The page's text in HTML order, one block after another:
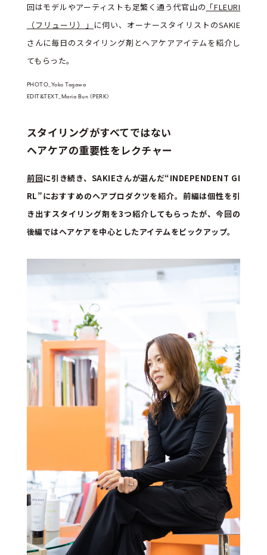
回はモデルやアーティストも足繁く通う代官山の 「FLEURI
（フリューリ）」 に伺い、オーナースタイリストのSAKIE
さんに毎日のスタイリング剤とヘアケアアイテムを紹介し
てもらった。
PHOTO_Yoko Tagawa
EDIT&TEXT_Maria Bun (PERK)
スタイリングがすべてではない
ヘアケアの重要性をレクチャー
前回に引き続き、SAKIEさんが選んだ“INDEPENDENT GI
RL”におすすめのヘアプロダクツを紹介。前編は個性を引
き出すスタイリング剤を3つ紹介してもらったが、今回の
後編ではヘアケアを中心としたアイテムをピックアップ。